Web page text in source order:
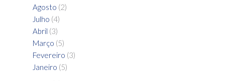
Agosto (2)
Julho (4)
Abril (3)
Março (5)
Fevereiro (3)
Janeiro (5)